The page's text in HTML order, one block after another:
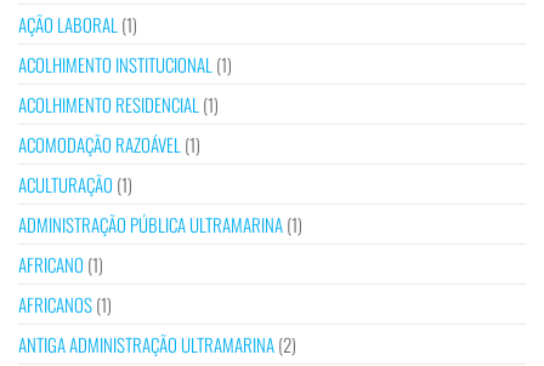
AÇÃO LABORAL (1)
ACOLHIMENTO INSTITUCIONAL (1)
ACOLHIMENTO RESIDENCIAL (1)
ACOMODAÇÃO RAZOÁVEL (1)
ACULTURAÇÃO (1)
ADMINISTRAÇÃO PÚBLICA ULTRAMARINA(1)
AFRICANO (1)
AFRICANOS(1)
ANTIGA ADMINISTRAÇÃO ULTRAMARINA(2)